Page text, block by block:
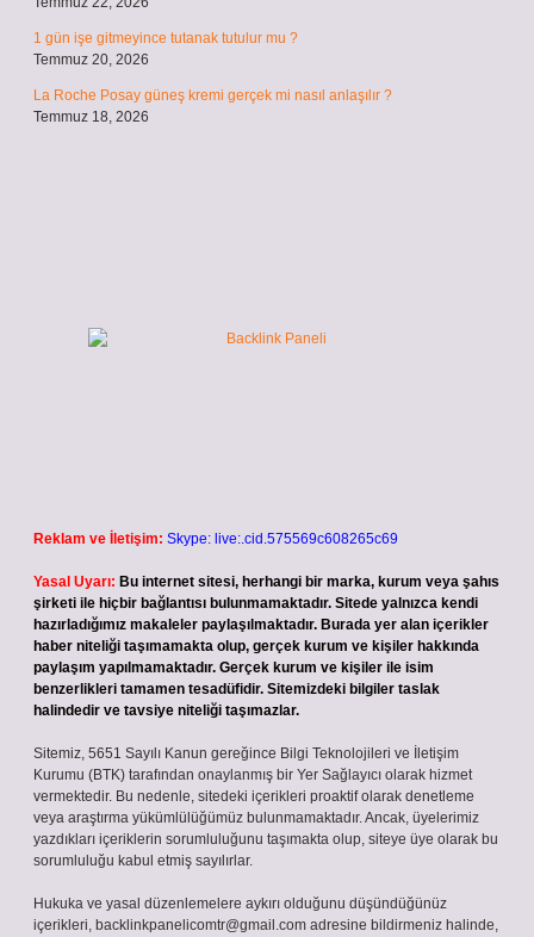
1 gün işe gitmeyince tutanak tutulur mu ?
Temmuz 20, 2026
La Roche Posay güneş kremi gerçek mi nasıl anlaşılır ?
Temmuz 18, 2026
Reklam ve İletişim: Skype: live:.cid.575569c608265c69
Yasal Uyarı: Bu internet sitesi, herhangi bir marka, kurum veya şahıs
şirketi ile hiçbir bağlantısı bulunmamaktadır. Sitede yalnızca kendi
hazırladığımız makaleler paylaşılmaktadır. Burada yer alan içerikler
haber niteliği taşımamakta olup, gerçek kurum ve kişiler hakkında
paylaşım yapılmamaktadır. Gerçek kurum ve kişiler ile isim
benzerlikleri tamamen tesadüfidir. Sitemizdeki bilgiler taslak
halindedir ve tavsiye niteliği taşımazlar.
Sitemiz, 5651 Sayılı Kanun gereğince Bilgi Teknolojileri ve İletişim
Kurumu (BTK) tarafından onaylanmış bir Yer Sağlayıcı olarak hizmet
vermektedir. Bu nedenle, sitedeki içerikleri proaktif olarak denetleme
veya araştırma yükümlülüğümüz bulunmamaktadır. Ancak, üyelerimiz
yazdıkları içeriklerin sorumluluğunu taşımakta olup, siteye üye olarak bu
sorumluluğu kabul etmiş sayılırlar.
Hukuka ve yasal düzenlemelere aykırı olduğunu düşündüğünüz
içerikleri, backlinkpanelicomtr@gmail.com adresine bildirmeniz halinde,